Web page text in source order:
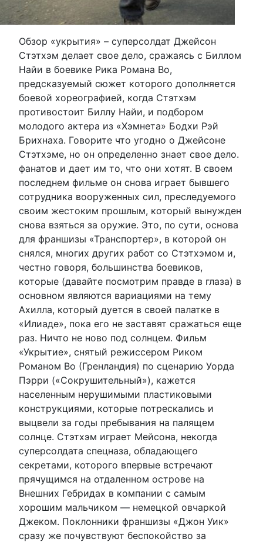
Обзор «укрытия» – суперсолдат Джейсон
Стэтхэм делает свое дело, сражаясь с Биллом
Найи в боевике Рика Романа Во,
предсказуемый сюжет которого дополняется
боевой хореографией, когда Стэтхэм
противостоит Биллу Найи, и подбором
молодого актера из «Хэмнета» Бодхи Рэй
Брихнаха. Говорите что угодно о Джейсоне
Стэтхэме, но он определенно знает свое дело.
фанатов и дает им то, что они хотят. В своем
последнем фильме он снова играет бывшего
сотрудника вооруженных сил, преследуемого
своим жестоким прошлым, который вынужден
снова взяться за оружие. Это, по сути, основа
для франшизы «Транспортер», в которой он
снялся, многих других работ со Стэтхэмом и,
честно говоря, большинства боевиков,
которые (давайте посмотрим правде в глаза) в
основном являются вариациями на тему
Ахилла, который дуется в своей палатке в
«Илиаде», пока его не заставят сражаться еще
раз. Ничто не ново под солнцем. Фильм
«Укрытие», снятый режиссером Риком
Романом Во (Гренландия) по сценарию Уорда
Пэрри («Сокрушительный»), кажется
населенным нерушимыми пластиковыми
конструкциями, которые потрескались и
выцвели за годы пребывания на палящем
солнце. Стэтхэм играет Мейсона, некогда
суперсолдата спецназа, обладающего
секретами, которого впервые встречают
прячущимся на отдаленном острове на
Внешних Гебридах в компании с самым
хорошим мальчиком — немецкой овчаркой
Джеком. Поклонники франшизы «Джон Уик»
сразу же почувствуют беспокойство за